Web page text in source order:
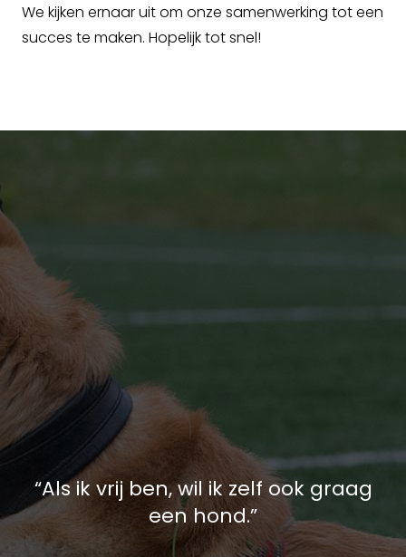
We kijken ernaar uit om onze samenwerking tot een
succes te maken. Hopelijk tot snel!
“Als ik vrij ben, wil ik zelf ook graag
een hond.”